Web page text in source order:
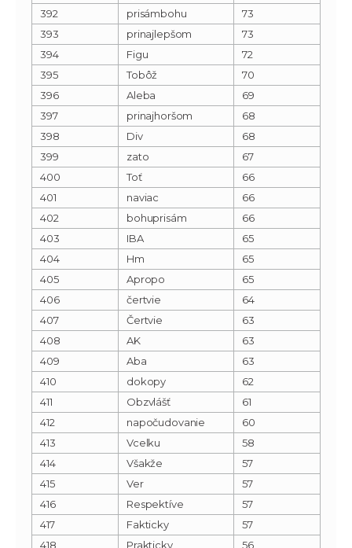
392
prisámbohu
73
393
prinajlepšom
73
394
Figu
72
395
Tobôž
70
396
Aleba
69
397
prinajhoršom
68
398
Div
68
399
zato
67
400
Toť
66
401
naviac
66
402
bohuprisám
66
403
IBA
65
404
Hm
65
405
Apropo
65
406
čertvie
64
407
Čertvie
63
408
AK
63
409
Aba
63
410
dokopy
62
411
Obzvlášť
61
412
napočudovanie
60
413
Vcelku
58
414
Všakže
57
415
Ver
57
416
Respektíve
57
417
Fakticky
57
418
Prakticky 56